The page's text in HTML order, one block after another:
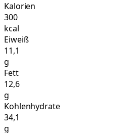
Kalorien
300
kcal
Eiweiß
11,1
g
Fett
12,6
g
Kohlenhydrate
34,1
g